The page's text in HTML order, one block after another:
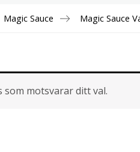
Magic Sauce Magic Sauce
motsvarar ditt val.